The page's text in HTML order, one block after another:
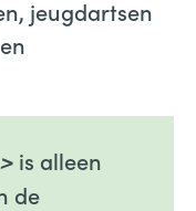
jeugdartsen
is alleen
de